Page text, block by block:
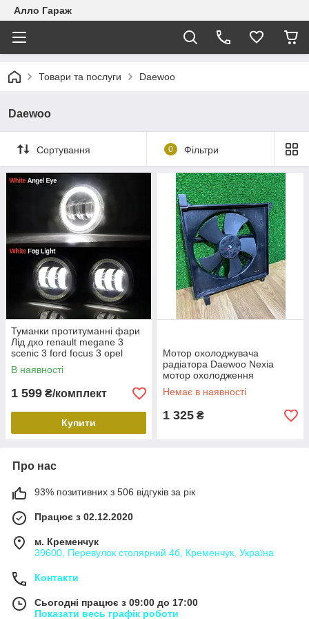
Алло Гараж
Товари та послуги Daewoo
Daewoo
Сортування 0 Фільтри
Туманки протитуманні фари
Лід дхо renault megane 3
scenic 3 ford focus 3 opel
suzuki
В наявності
1 599 ₴/комплект
Купити
Мотор охолоджувача
радіатора Daewoo Nexia
мотор охолодження
радіатора Деу Нексія
Немає в наявності
1 325 ₴
Про нас
93% позитивних з 506 відгуків за рік
Працює з 02.12.2020
м. Кременчук
39600, Перевулок столярний 4б, Кременчук, Україна
Контакти
Сьогодні працює з 09:00 до 17:00
Показати весь графік роботи